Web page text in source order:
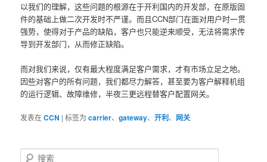
以我们的理解，这些问题的根源在于开利国内的开发部，在原版固
件的基础上做二次开发时不严谨。而且CCN部门在面对用户时一贯
强势，使得对于产品的缺陷，客户也只能逆来顺受，无法将需求传
导到开发部门，从而修正缺陷。
而对我们来说，仅有最大程度满足客户需求，才有市场立足之地。
因些对客户的所有问题，我们都尽力解答，甚至要为客户解释机组
的运行逻辑、故障维修，半夜三更远程替客户配置网关。
发表在CCN |标签为 carrier、gateway、开利、 网关
搜